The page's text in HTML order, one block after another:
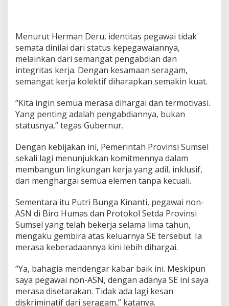
u
n
i
n
g
K
a
k
i
Menurut Herman Deru, identitas pegawai tidak
semata dinilai dari status kepegawaiannya,
melainkan dari semangat pengabdian dan
integritas kerja. Dengan kesamaan seragam,
semangat kerja kolektif diharapkan semakin kuat.
“Kita ingin semua merasa dihargai dan termotivasi.
Yang penting adalah pengabdiannya, bukan
statusnya,” tegas Gubernur.
Dengan kebijakan ini, Pemerintah Provinsi Sumsel
sekali lagi menunjukkan komitmennya dalam
membangun lingkungan kerja yang adil, inklusif,
dan menghargai semua elemen tanpa kecuali.
Sementara itu Putri Bunga Kinanti, pegawai non-
ASN di Biro Humas dan Protokol Setda Provinsi
Sumsel yang telah bekerja selama lima tahun,
mengaku gembira atas keluarnya SE tersebut. Ia
merasa keberadaannya kini lebih dihargai.
“Ya, bahagia mendengar kabar baik ini. Meskipun
saya pegawai non-ASN, dengan adanya SE ini saya
merasa disetarakan. Tidak ada lagi kesan
diskriminatif dari seragam,” katanya.